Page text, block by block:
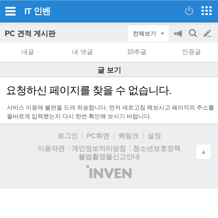
IT 인벤
PC 견적 게시판 전체보기
공
on/off
검
색
글
쓰
기
내글 내 댓글 10추글 인증글
글 보기
요청하신 페이지를 찾을 수 없습니다.
서비스 이용에 불편을 드려 죄송합니다. 먼저 새로고침 해보시고 페이지의 주소를
올바르게 입력했는지 다시 한번 확인해 보시기 바랍니다.
로그인 PC화면 퀵링크
설정
이용약관
개인정보처리방침
청소년보호정책
불법촬영물신고안내
(주)
인
▲